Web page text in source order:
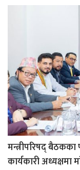
मन्त्रीपरिषद् बैठकका
कार्यकारी अध्यक्षमा